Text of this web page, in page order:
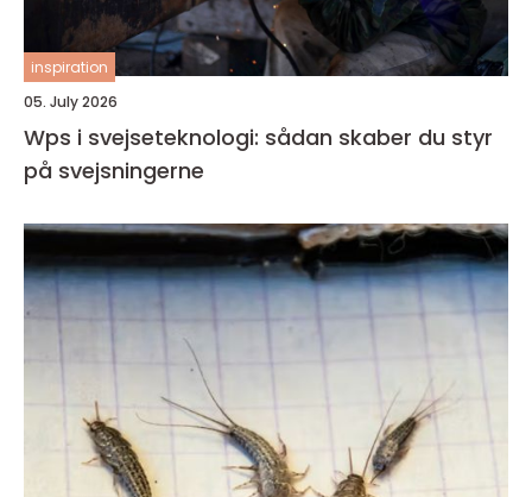
inspiration
05. July 2026
Wps i svejseteknologi: sådan skaber du styr
på svejsningerne